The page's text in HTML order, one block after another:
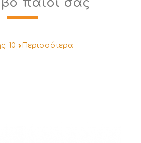
παιδί σας
10 Περισσότερα